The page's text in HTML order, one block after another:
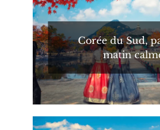
Corée du Sud,
matin